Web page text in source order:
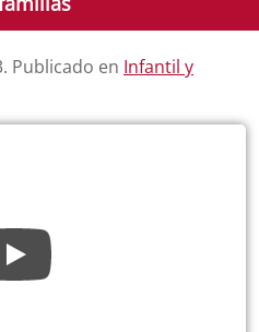
. Publicado en Infantil y